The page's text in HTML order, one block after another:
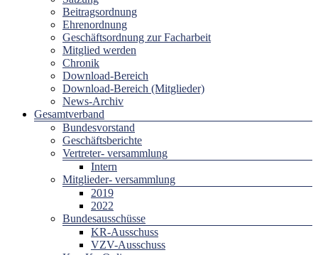
Beitragsordnung
Ehrenordnung
Geschäftsordnung zur Facharbeit
Mitglied werden
Chronik
Download-Bereich
Download-Bereich (Mitglieder)
News-Archiv
Gesamtverband
Bundesvorstand
Geschäftsberichte
Vertreter- versammlung
Intern
Mitglieder- versammlung
2019
2022
Bundesausschüsse
KR-Ausschuss
VZV-Ausschuss